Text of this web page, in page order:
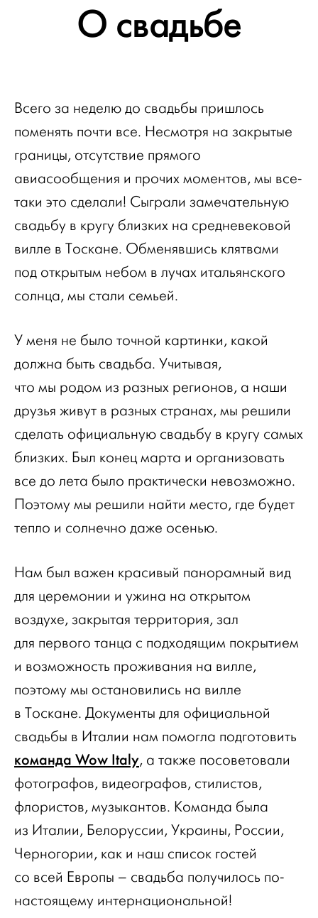
О свадьбе
Всего за неделю до свадьбы пришлось
поменять почти все. Несмотря на закрытые
границы, отсутствие прямого
авиасообщения и прочих моментов, мы все-
таки это сделали! Сыграли замечательную
свадьбу в кругу близких на средневековой
вилле в Тоскане. Обменявшись клятвами
под открытым небом в лучах итальянского
солнца, мы стали семьей.
У меня не было точной картинки, какой
должна быть свадьба. Учитывая,
что мы родом из разных регионов, а наши
друзья живут в разных странах, мы решили
сделать официальную свадьбу в кругу самых
близких. Был конец марта и организовать
все до лета было практически невозможно.
Поэтому мы решили найти место, где будет
тепло и солнечно даже осенью.
Нам был важен красивый панорамный вид
для церемонии и ужина на открытом
воздухе, закрытая территория, зал
для первого танца с подходящим покрытием
и возможность проживания на вилле,
поэтому мы остановились на вилле
в Тоскане. Документы для официальной
свадьбы в Италии нам помогла подготовить
команда Wow Italy, а также посоветовали
фотографов, видеографов, стилистов,
флористов, музыкантов. Команда была
из Италии, Белоруссии, Украины, России,
Черногории, как и наш список гостей
со всей Европы – свадьба получилось по-
настоящему интернациональной!